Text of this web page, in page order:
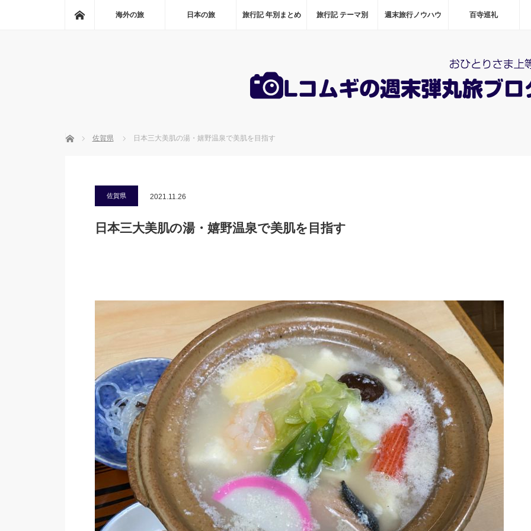
ホーム海外の旅 日本の旅 旅行記 年別まとめ 旅行記 テーマ別 週末旅行ノウハウ 百寺巡礼
ホーム 佐賀県 日本三大美肌の湯・嬉野温泉で美肌を目指す
佐賀県 2021.11.26
日本三大美肌の湯・嬉野温泉で美肌を目指す